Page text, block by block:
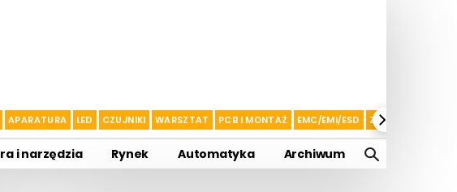
APARATURA LED CZUJNIKI WARSZTAT PCB I MONTAŻ EMC/EMI/ESD ZASILANIE I
i narzędzia Rynek Automatyka Archiwum